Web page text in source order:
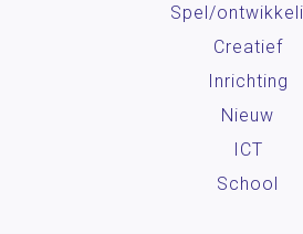
Spel/
Creatief
Inrichting
Nieuw
ICT
School